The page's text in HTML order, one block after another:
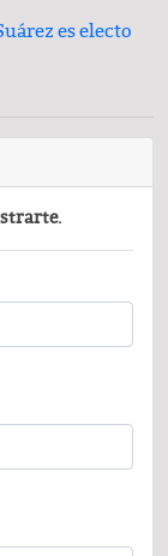
es electo